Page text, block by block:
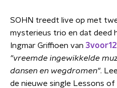
SOHN treedt live op met
mysterieus trio en dat deed
Ingmar Griffioen van 3voor12
"vreemde ingewikkelde
dansen en wegdromen".
de nieuwe single Lessons